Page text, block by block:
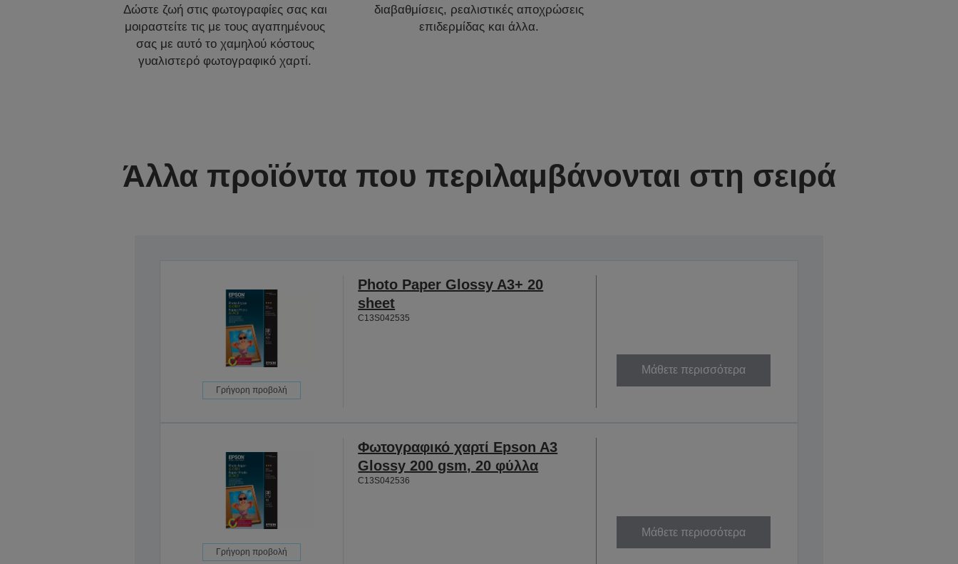
Δώστε ζωή στις φωτογραφίες σας και
μοιραστείτε τις με τους αγαπημένους
σας με αυτό το χαμηλού κόστους
γυαλιστερό φωτογραφικό χαρτί.
διαβαθμίσεις, ρεαλιστικές αποχρώσεις
επιδερμίδας και άλλα.
Άλλα προϊόντα που περιλαμβάνονται στη σειρά
Γρήγορη προβολή
Photo Paper Glossy A3+ 20
sheet
C13S042535
Μάθετε περισσότερα
Γρήγορη προβολή
Φωτογραφικό χαρτί Epson A3
Glossy 200 gsm, 20 φύλλα
C13S042536
Μάθετε περισσότερα